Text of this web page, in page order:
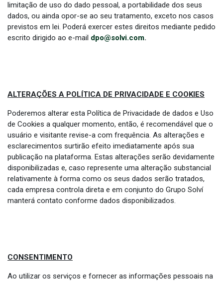
limitação de uso do dado pessoal, a portabilidade dos seus
dados, ou ainda opor-se ao seu tratamento, exceto nos casos
previstos em lei. Poderá exercer estes direitos mediante pedido
escrito dirigido ao e-mail dpo@solvi.com.
ALTERAÇÕES A POLÍTICA DE PRIVACIDADE E COOKIES
Poderemos alterar esta Política de Privacidade de dados e Uso
de Cookies a qualquer momento, então, é recomendável que o
usuário e visitante revise-a com frequência. As alterações e
esclarecimentos surtirão efeito imediatamente após sua
publicação na plataforma. Estas alterações serão devidamente
disponibilizadas e, caso represente uma alteração substancial
relativamente à forma como os seus dados serão tratados,
cada empresa controla direta e em conjunto do Grupo Solví
manterá contato conforme dados disponibilizados.
CONSENTIMENTO
Ao utilizar os serviços e fornecer as informações pessoais na